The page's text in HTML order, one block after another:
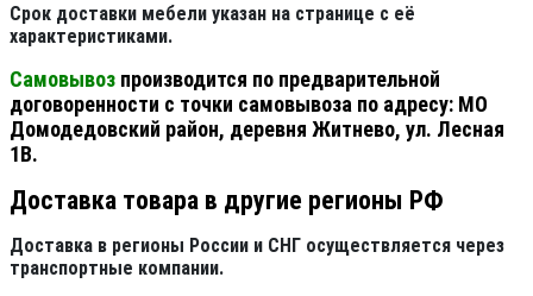
Срок доставки мебели указан на странице с её
характеристиками.
Самовывоз производится по предварительной
договоренности с точки самовывоза по адресу: МО
Домодедовский район, деревня Житнево, ул. Лесная
1В.
Доставка товара в другие регионы РФ
Доставка в регионы России и СНГ осуществляется через
транспортные компании.